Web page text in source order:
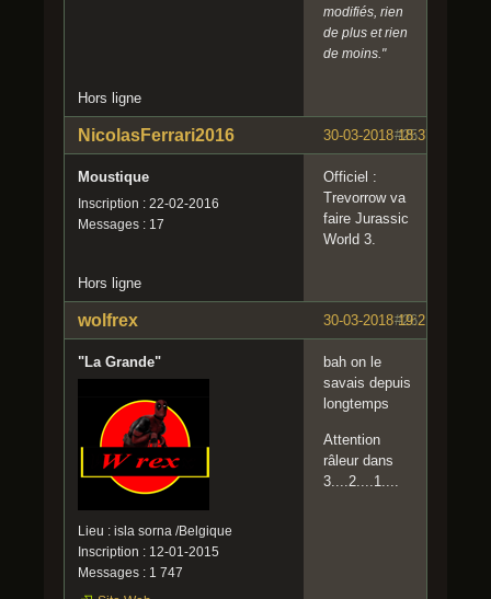
modifiés, rien
de plus et rien
de moins."
Hors ligne
#25
30-03-2018 18:37:40
NicolasFerrari2016
Moustique
Inscription : 22-02-2016
Messages : 17
Officiel :
Trevorrow va
faire Jurassic
World 3.
Hors ligne
#26
30-03-2018 19:21:42
wolfrex
"La Grande"
Lieu : isla sorna /Belgique
Inscription : 12-01-2015
Messages : 1 747
bah on le
savais depuis
longtemps
Attention
râleur dans
3....2....1....